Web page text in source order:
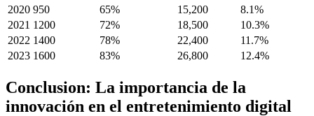
2020 950 65% 15,200
8.1%
2021 1200 72% 18,500
10.3%
2022 1400 78% 22,400
11.7%
2023 1600 83% 26,800 12.4%
Conclusion: La importancia de la
innovación en el entretenimiento digital